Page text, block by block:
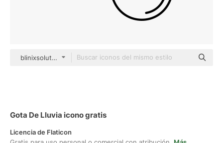
blinixsolutions black outline
Gota De Lluvia icono gratis
Licencia de Flaticon